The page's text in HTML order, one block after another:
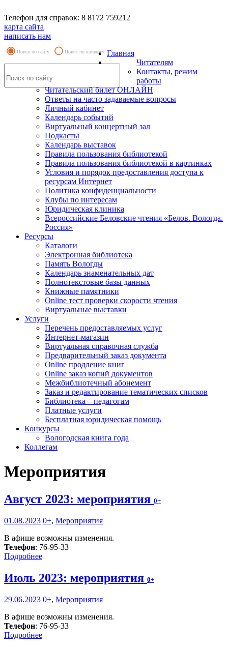
Телефон для справок: 8 8172 759212
карта сайта
написать нам
Поиск по сайту Поиск по каталогу Главная
Читателям
Контакты, режим
работы
Читательский билет ОНЛАЙН
Ответы на часто задаваемые вопросы
Личный кабинет
Календарь событий
Виртуальный концертный зал
Подкасты
Календарь выставок
Правила пользования библиотекой
Правила пользования библиотекой в картинках
Условия и порядок предоставления доступа к
ресурсам Интернет
Политика конфиденциальности
Клубы по интересам
Юридическая клиника
Всероссийские Беловские чтения «Белов. Вологда.
Россия»
Ресурсы
Каталоги
Электронная библиотека
Память Вологды
Календарь знаменательных дат
Полнотекстовые базы данных
Книжные памятники
Online тест проверки скорости чтения
Виртуальные выставки
Услуги
Перечень предоставляемых услуг
Интернет-магазин
Виртуальная справочная служба
Предварительный заказ документа
Online продление книг
Online заказ копий документов
Межбиблиотечный абонемент
Заказ и редактирование тематических списков
Библиотека – педагогам
Платные услуги
Бесплатная юридическая помощь
Конкурсы
Вологодская книга года
Коллегам
Мероприятия
Август 2023: мероприятия 0+
01.08.2023 0+, Мероприятия
В афише возможны изменения.
Телефон: 76-95-33
Подробнее
Июль 2023: мероприятия 0+
29.06.2023 0+, Мероприятия
В афише возможны изменения.
Телефон: 76-95-33
Подробнее